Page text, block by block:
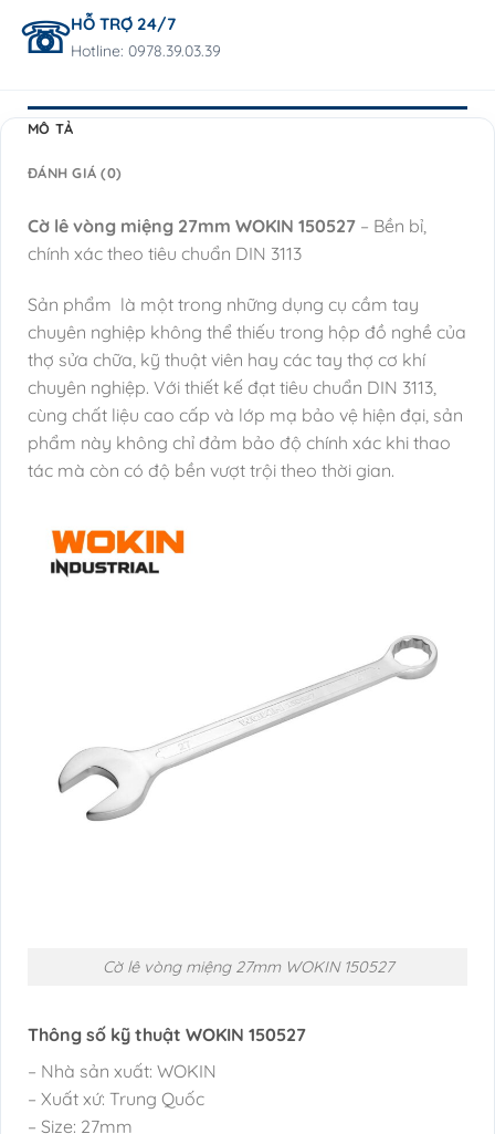
HỖ TRỢ 24/7
Hotline: 0978.39.03.39
MÔ TẢ
ĐÁNH GIÁ (0)
Cờ lê vòng miệng 27mm WOKIN 150527 – Bền bỉ,
chính xác theo tiêu chuẩn DIN 3113
Sản phẩm là một trong những dụng cụ cầm tay
chuyên nghiệp không thể thiếu trong hộp đồ nghề của
thợ sửa chữa, kỹ thuật viên hay các tay thợ cơ khí
chuyên nghiệp. Với thiết kế đạt tiêu chuẩn DIN 3113,
cùng chất liệu cao cấp và lớp mạ bảo vệ hiện đại, sản
phẩm này không chỉ đảm bảo độ chính xác khi thao
tác mà còn có độ bền vượt trội theo thời gian.
Cờ lê vòng miệng 27mm WOKIN 150527
Thông số kỹ thuật WOKIN 150527
– Nhà sản xuất: WOKIN
– Xuất xứ: Trung Quốc
– Size: 27mm